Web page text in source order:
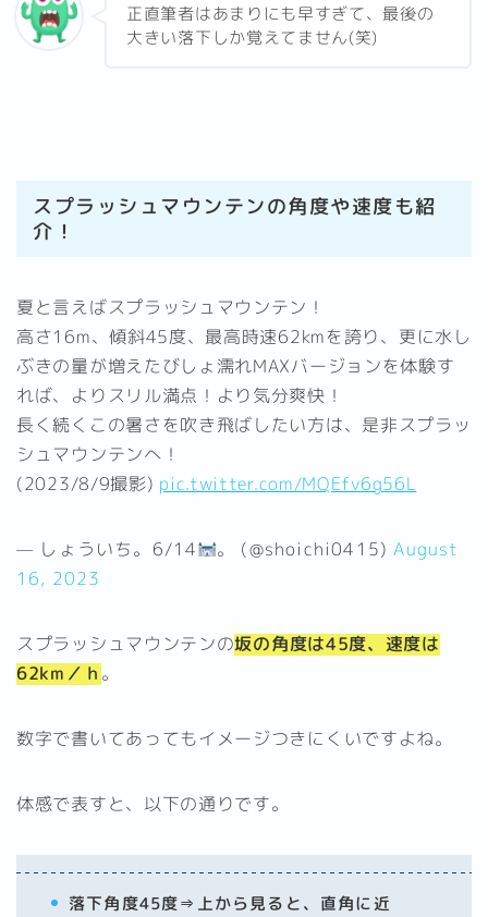
正直筆者はあまりにも早すぎて、最後の
大きい落下しか覚えてません(笑)
スプラッシュマウンテンの角度や速度も紹
介！
夏と言えばスプラッシュマウンテン！
高さ16m、傾斜45度、最高時速62kmを誇り、更に水し
ぶきの量が増えたびしょ濡れMAXバージョンを体験す
れば、よりスリル満点！より気分爽快！
長く続くこの暑さを吹き飛ばしたい方は、是非スプラッ
シュマウンテンへ！
(2023/8/9撮影) pic.twitter.com/MQEfv6g56L
— しょういち。6/14 。 (@shoichi0415)August
16, 2023
スプラッシュマウンテンの坂の角度は45度、速度は
62km／ｈ 。
数字で書いてあってもイメージつきにくいですよね。
体感で表すと、以下の通りです。
落下角度45度⇒上から見ると、直角に近